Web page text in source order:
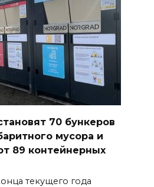
70 бункеров
мусора и
89 контейнерных
текущего года